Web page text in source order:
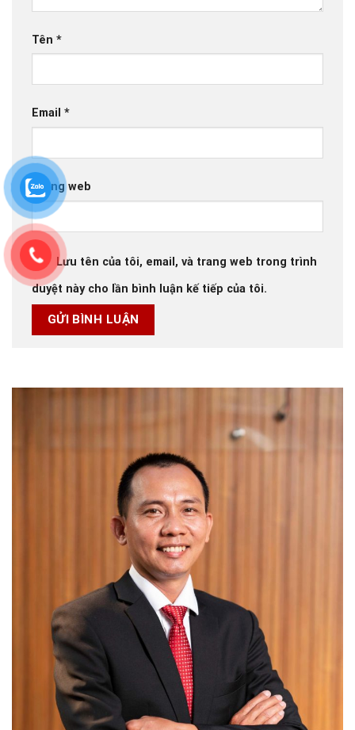
Tên *
Email *
Trang web
Lưu tên của tôi, email, và trang web trong trình
duyệt này cho lần bình luận kế tiếp của tôi.